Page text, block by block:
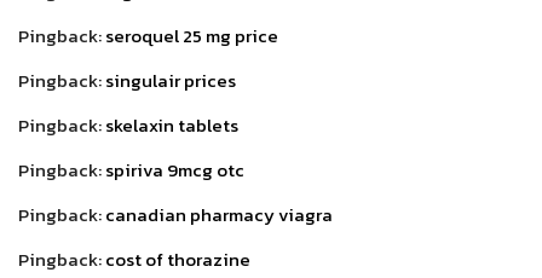
Pingback:seroquel 25 mg price
Pingback:singulair prices
Pingback:skelaxin tablets
Pingback:spiriva 9mcg otc
Pingback:canadian pharmacy viagra
Pingback:cost of thorazine